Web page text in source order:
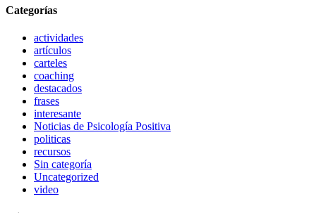
Categorías
actividades
artículos
carteles
coaching
destacados
frases
interesante
Noticias de Psicología Positiva
politicas
recursos
Sin categoría
Uncategorized
video